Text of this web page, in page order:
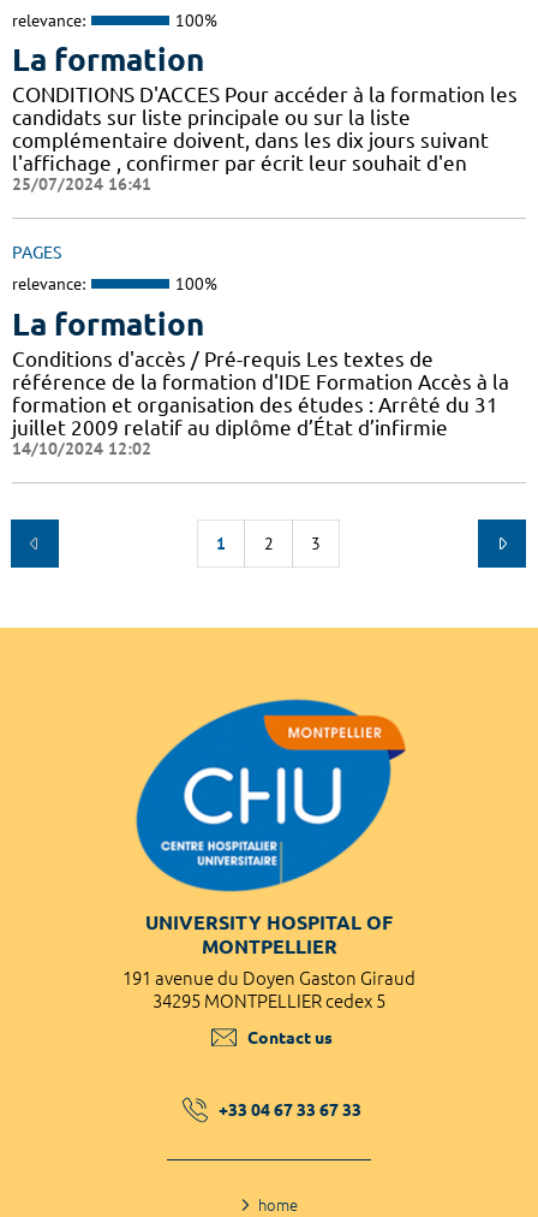
relevance: 100%
La formation
CONDITIONS D'ACCES Pour accéder à la formation les
candidats sur liste principale ou sur la liste
complémentaire doivent, dans les dix jours suivant
l'affichage , confirmer par écrit leur souhait d'en
25/07/2024 16:41
PAGES
relevance: 100%
La formation
Conditions d'accès / Pré-requis Les textes de
référence de la formation d'IDE Formation Accès à la
formation et organisation des études : Arrêté du 31
juillet 2009 relatif au diplôme d’État d’infirmie
14/10/2024 12:02
1 2 3
UNIVERSITY HOSPITAL OF
MONTPELLIER
191 avenue du Doyen Gaston Giraud
34295 MONTPELLIER cedex 5
Contact us
+33 04 67 33 67 33
home